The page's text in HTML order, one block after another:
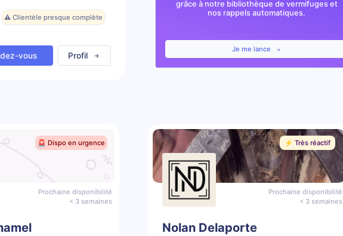
⚠️ Clientèle presque complète
vous Profil
grâce à notre bibliothèque de vermifuges et
nos rappels automatiques.
Je me lance
🚨 Dispo en urgence
Prochaine disponibilité
< 3 semaines
⚡️ Très réactif
Prochaine disponibilité
< 3 semaines
Nolan Delaporte